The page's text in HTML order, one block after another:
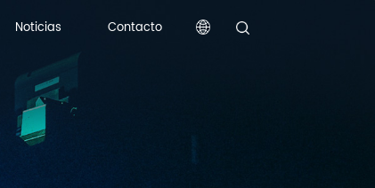
Noticias
Noticias
Contacto